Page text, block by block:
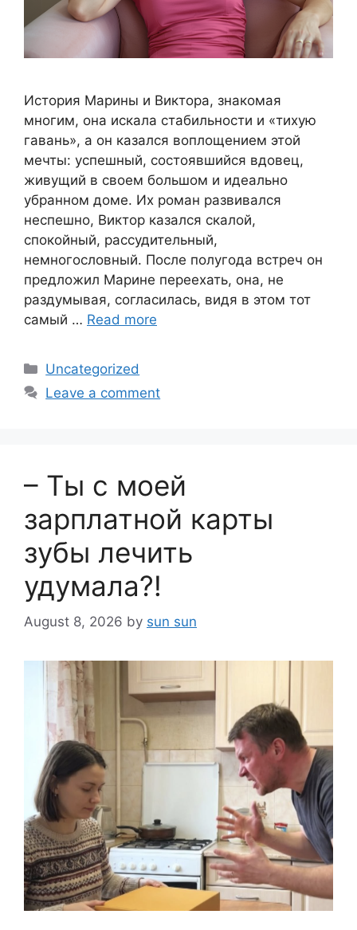
История Марины и Виктора, знакомая
многим, она искала стабильности и «тихую
гавань», а он казался воплощением этой
мечты: успешный, состоявшийся вдовец,
живущий в своем большом и идеально
убранном доме. Их роман развивался
неспешно, Виктор казался скалой,
спокойный, рассудительный,
немногословный. После полугода встреч он
предложил Марине переехать, она, не
раздумывая, согласилась, видя в этом тот
самый … Read more
Categories
Uncategorized
Leave a comment
– Ты с моей
зарплатной карты
зубы лечить
удумала?!
August 8, 2026 by sun sun